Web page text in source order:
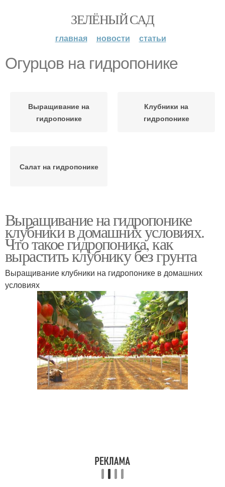
ЗЕЛЁНЫЙ САД
главная новости статьи
Огурцов на гидропонике
Выращивание на
гидропонике
Клубники на
гидропонике
Салат на гидропонике
Выращивание на гидропонике
клубники в домашних условиях.
Что такое гидропоника, как
вырастить клубнику без грунта
Выращивание клубники на гидропонике в домашних
условиях